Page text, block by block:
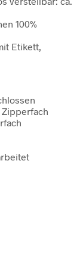
100%
Etikett,
Zipperfach